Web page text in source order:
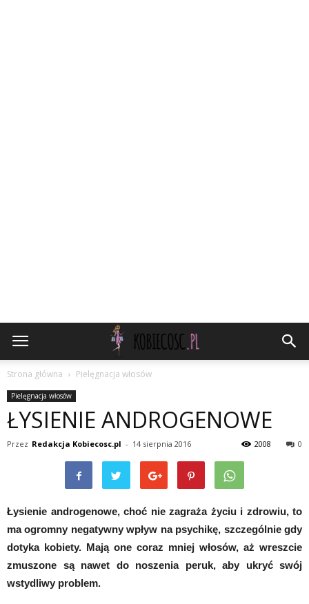
Strona główna Pielęgnacja włosów
Pielęgnacja włosów
ŁYSIENIE ANDROGENOWE
Przez Redakcja Kobiecosc.pl - 14 sierpnia 2016 0
2008
Łysienie androgenowe, choć nie zagraża życiu i zdrowiu, to
ma ogromny negatywny wpływ na psychikę, szczególnie gdy
dotyka kobiety. Mają one coraz mniej włosów, aż wreszcie
zmuszone są nawet do noszenia peruk, aby ukryć swój
wstydliwy problem.